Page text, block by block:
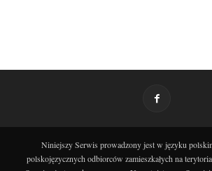
Niniejszy Serwis prowadzony jest w języku
polskojęzycznych odbiorców zamieszkałych na